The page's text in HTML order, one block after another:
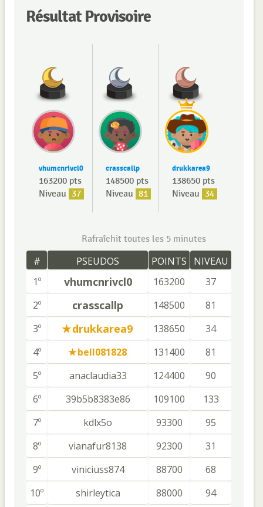
Résultat Provisoire
vhumcnrivcl0
163200 pts
Niveau 37
crasscallp
148500 pts
Niveau 81
drukkarea9
138650 pts
Niveau 34
Rafraîchit toutes les 5 minutes
# PSEUDOS POINTS
NIVEAU
1º
vhumcnrivcl0 163200
37
2º
crasscallp 148500
81
3º
drukkarea9 138650
34
4º
bell081828 131400
81
5º
anaclaudia33 124400
90
6º
39b5b8383e86 109100
133
7º
kdlx5o 93300
95
8º
vianafur8138 92300
31
9º
viniciuss874 88700
68
10º
shirleytica 88000
94